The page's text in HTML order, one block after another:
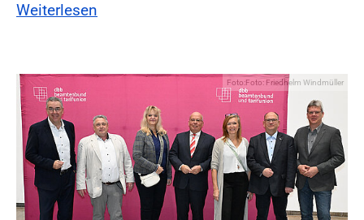
Weiterlesen
Foto:Foto: Friedhelm Windmüller